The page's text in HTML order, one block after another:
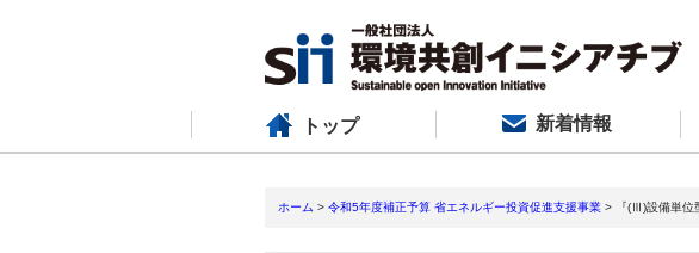
トップ 新着情報
ホーム > 令和5年度補正予算 省エネルギー投資促進支援事業 > 『(Ⅲ)設備単位